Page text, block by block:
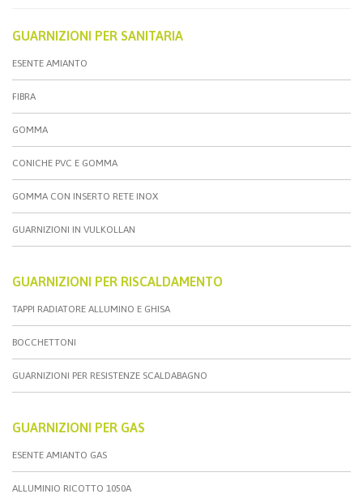
GUARNIZIONI PER SANITARIA
ESENTE AMIANTO
FIBRA
GOMMA
CONICHE PVC E GOMMA
GOMMA CON INSERTO RETE INOX
GUARNIZIONI IN VULKOLLAN
GUARNIZIONI PER RISCALDAMENTO
TAPPI RADIATORE ALLUMINO E GHISA
BOCCHETTONI
GUARNIZIONI PER RESISTENZE SCALDABAGNO
GUARNIZIONI PER GAS
ESENTE AMIANTO GAS
ALLUMINIO RICOTTO 1050A